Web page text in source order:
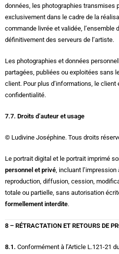
données, les photographies transmises
exclusivement dans le cadre de la
commande livrée et validée,
définitivement des serveurs de l’artiste.
Les photographies et données
partagées, publiées ou exploitées sans
client. Pour plus d’informations, le
confidentialité.
7.7. Droits d’auteur et usage
© Ludivine Joséphine. Tous droits
Le portrait digital et le portrait imprimé
personnel et privé, incluant
reproduction, diffusion, cession,
totale ou partielle, sans autorisation
formellement interdite.
8 – RÉTRACTATION ET RETOURS DE
8.1. Conformément à l’Article L.121-21